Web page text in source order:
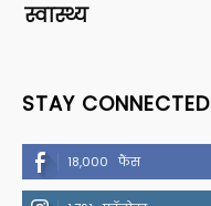
स्वास्थ्य
STAY CONNECTED
18,000 फैंस